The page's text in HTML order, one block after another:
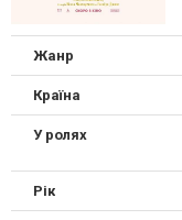
Жанр
Країна
У ролях
Рік